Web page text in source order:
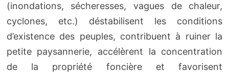
(inondations, sécheresses, vagues de chaleur,
cyclones, etc.) déstabilisent les conditions
d’existence des peuples, contribuent à ruiner la
petite paysannerie, accélèrent la concentration
de la propriété foncière et favorisent